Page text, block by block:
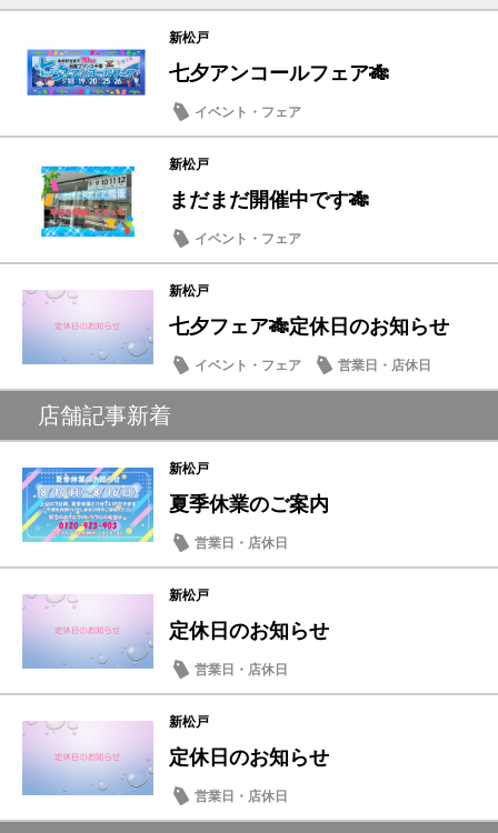
新松戸
七夕アンコールフェア🎋
イベント・フェア
新松戸
まだまだ開催中です🎋
イベント・フェア
新松戸
七夕フェア🎋定休日のお知らせ
イベント・フェア 営業日・店休日
店舗記事新着
新松戸
夏季休業のご案内
営業日・店休日
新松戸
定休日のお知らせ
営業日・店休日
新松戸
定休日のお知らせ
営業日・店休日